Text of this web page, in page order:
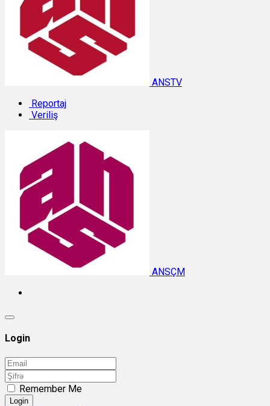
ANSTV
Reportaj
Veriliş
ANSÇM
Login
Remember Me
Login